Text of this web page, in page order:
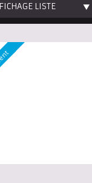
LISTE